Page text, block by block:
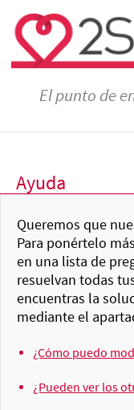
El punto de
Ayuda
Queremos que
Para ponértelo
en una lista de
resuelvan todas
encuentras la
mediante el
¿Cómo puedo
¿Pueden ver los